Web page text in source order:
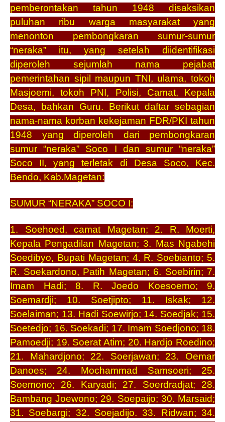
pemberontakan tahun 1948 disaksikan
puluhan ribu warga masyarakat yang
menonton pembongkaran sumur-sumur
“neraka” itu, yang setelah diidentifikasi
diperoleh sejumlah nama pejabat
pemerintahan sipil maupun TNI, ulama, tokoh
Masjoemi, tokoh PNI, Polisi, Camat, Kepala
Desa, bahkan Guru. Berikut daftar sebagian
nama-nama korban kekejaman FDR/PKI tahun
1948 yang diperoleh dari pembongkaran
sumur “neraka” Soco I dan sumur “neraka”
Soco II, yang terletak di Desa Soco, Kec.
Bendo, Kab.Magetan:
SUMUR “NERAKA” SOCO I:
1. Soehoed, camat Magetan; 2. R. Moerti,
Kepala Pengadilan Magetan; 3. Mas Ngabehi
Soedibyo, Bupati Magetan; 4. R. Soebianto; 5.
R. Soekardono, Patih Magetan; 6. Soebirin; 7.
Imam Hadi; 8. R. Joedo Koesoemo; 9.
Soemardji; 10. Soetjipto; 11. Iskak; 12.
Soelaiman; 13. Hadi Soewirjo; 14. Soedjak; 15.
Soetedjo; 16. Soekadi; 17. Imam Soedjono; 18.
Pamoedji; 19. Soerat Atim; 20. Hardjo Roedino;
21. Mahardjono; 22. Soerjawan; 23. Oemar
Danoes; 24. Mochammad Samsoeri; 25.
Soemono; 26. Karyadi; 27. Soerdradjat; 28.
Bambang Joewono; 29. Soepaijo; 30. Marsaid;
31. Soebargi; 32. Soejadijo. 33. Ridwan; 34.